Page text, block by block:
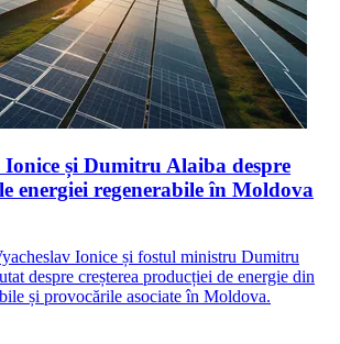
Ionice și Dumitru Alaiba despre
energiei regenerabile în Moldova
Ionice și fostul ministru Dumitru
despre creșterea producției de energie din
și provocările asociate în Moldova.